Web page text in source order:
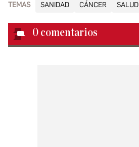
TEMAS SANIDAD CÁNCER SALUD
0 comentarios